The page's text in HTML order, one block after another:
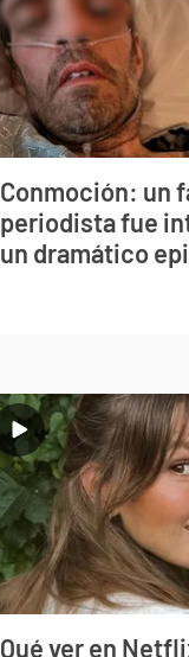
Conmoción: un
periodista fue
un dramático
Qué ver en